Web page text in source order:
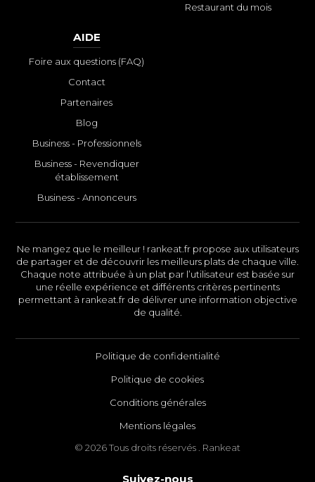
Restaurant du mois
AIDE
Foire aux questions (FAQ)
Contact
Partenaires
Blog
Business - Professionnels
Business - Revendiquer
établissement
Business - Annonceurs
Ne mangez que le meilleur ! rankeat.fr propose aux utilisateurs
de partager et de découvrir les meilleurs plats de chaque ville.
Chaque note attribuée à un plat par l’utilisateur est basée sur
une réelle expérience et différents critères pertinents
permettant à rankeat.fr de délivrer une information objective
de qualité.
Politique de confidentialité
Politique de cookies
Conditions générales
Mentions légales
© 2026 Tous droits réservés . Rankeat
Suivez-nous